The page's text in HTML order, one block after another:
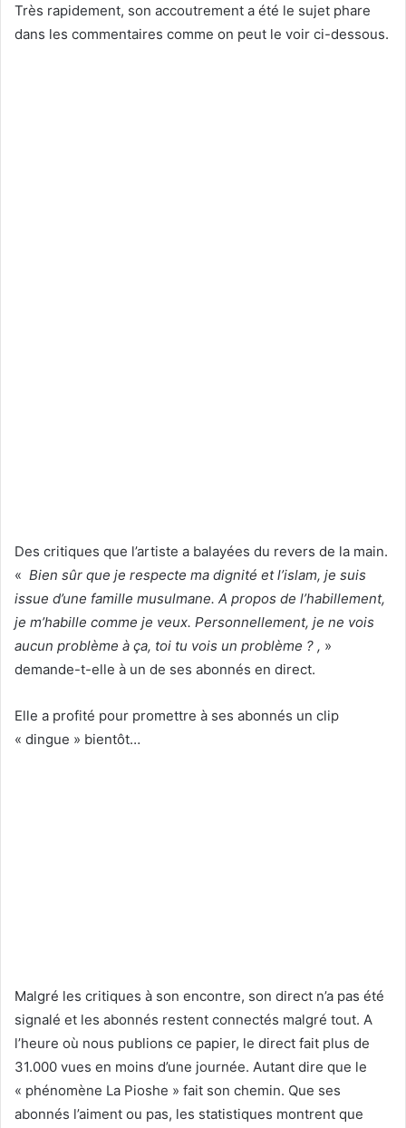
Très rapidement, son accoutrement a été le sujet phare
dans les commentaires comme on peut le voir ci-dessous.
Des critiques que l’artiste a balayées du revers de la main.
« Bien sûr que je respecte ma dignité et l’islam, je suis
issue d’une famille musulmane. A propos de l’habillement,
je m’habille comme je veux. Personnellement, je ne vois
aucun problème à ça, toi tu vois un problème ? , »
demande-t-elle à un de ses abonnés en direct.
Elle a profité pour promettre à ses abonnés un clip
« dingue » bientôt…
Malgré les critiques à son encontre, son direct n’a pas été
signalé et les abonnés restent connectés malgré tout. A
l’heure où nous publions ce papier, le direct fait plus de
31.000 vues en moins d’une journée. Autant dire que le
« phénomène La Pioshe » fait son chemin. Que ses
abonnés l’aiment ou pas, les statistiques montrent que